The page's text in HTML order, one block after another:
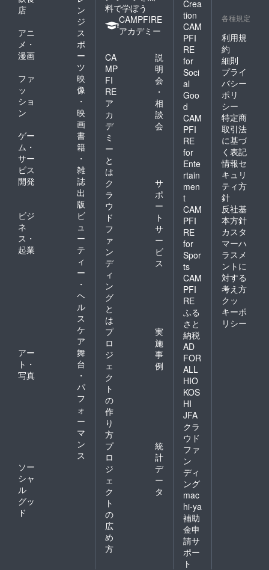
店
ン
ジ
アニ
メ・
漫画
ス
ポ
ー
ツ
ファ
ッ
ショ
ン
映
像
・
映
画
ゲー
ム・
サー
ビス
開発
書
籍
・
雑
誌
出
版
ビジ
ネ
ス・
起業
ビ
ュ
ー
テ
ィ
ー
・
ヘ
ル
ス
ケ
ア
アー
ト・
写真
舞
台
・
パ
フ
ォ
ー
マ
ン
ス
ソー
シャ
ル
グッ
ド
料で学ぼう
CAMPFIRE
アカデミー
CA
MP
FI
RE
ア
カ
デ
ミ
ー
と
は
説
明
会
・
相
談
会
ク
ラ
ウ
ド
フ
ァ
ン
デ
ィ
ン
グ
と
は
サ
ポ
ー
ト
サ
ー
ビ
ス
プ
ロ
ジ
ェ
ク
ト
の
作
り
方
実
施
事
例
プ
ロ
ジ
ェ
ク
ト
の
広
め
方
統
計
デ
ー
タ
Crea
tion
CAM
PFI
RE
for
Soci
al
Goo
d
CAM
PFI
RE
for
Ente
rtain
men
t
CAM
PFI
RE
for
Spor
ts
CAM
PFI
RE
ふる
さと
納税
AD
FOR
ALL
HIO
KOS
HI
JFA
クラ
ウド
ファ
ン
ディ
ング
mac
hi-ya
補助
金申
請サ
ポー
ト
各種規定
利用規
約
細則
プライ
バシー
ポリ
シー
特定商
取引法
に基づ
く表記
情報セ
キュリ
ティ方
針
反社基
本方針
カスタ
マーハ
ラスメ
ントに
対する
考え方
クッ
キーポ
リシー